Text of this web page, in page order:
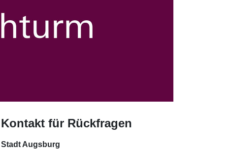
Kontakt für Rückfragen
Stadt Augsburg